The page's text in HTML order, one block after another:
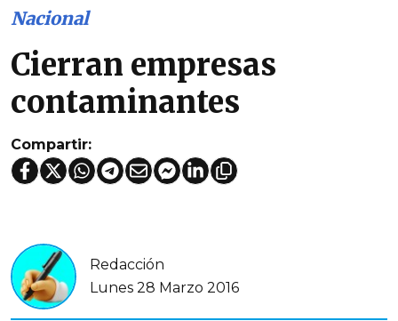
Nacional
Cierran empresas
contaminantes
Compartir:
Redacción
Lunes 28 Marzo 2016